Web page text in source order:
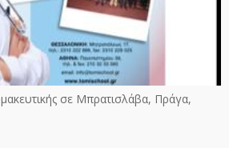
σε Μπρατισλάβα, Πράγα,